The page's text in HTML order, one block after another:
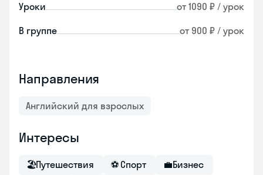
Уроки от 1090 ₽ / урок
В группе от 900 ₽ / урок
Направления
Английский для взрослых
Интересы
🏖Путешествия ⚽ Спорт 💼Бизнес